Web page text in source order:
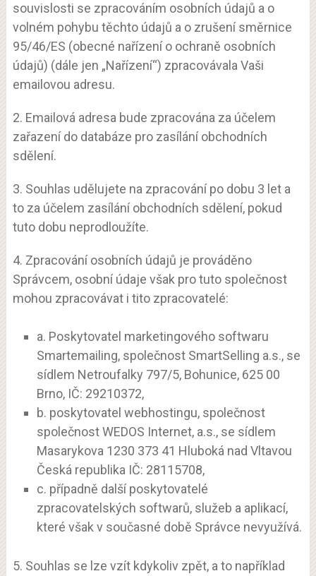
souvislosti se zpracováním osobních údajů a o
volném pohybu těchto údajů a o zrušení směrnice
95/46/ES (obecné nařízení o ochraně osobních
údajů) (dále jen „Nařízení“) zpracovávala Vaši
emailovou adresu.
2. Emailová adresa bude zpracována za účelem
zařazení do databáze pro zasílání obchodních
sdělení.
3. Souhlas udělujete na zpracování po dobu 3 let a
to za účelem zasílání obchodních sdělení, pokud
tuto dobu neprodloužíte.
4. Zpracování osobních údajů je prováděno
Správcem, osobní údaje však pro tuto společnost
mohou zpracovávat i tito zpracovatelé:
a. Poskytovatel marketingového softwaru
Smartemailing, společnost SmartSelling a.s., se
sídlem Netroufalky 797/5, Bohunice, 625 00
Brno, IČ: 29210372,
b. poskytovatel webhostingu, společnost
společnost WEDOS Internet, a.s., se sídlem
Masarykova 1230 373 41 Hluboká nad Vltavou
Česká republika IČ: 28115708,
c. případně další poskytovatelé
zpracovatelských softwarů, služeb a aplikací,
které však v současné době Správce nevyužívá.
5. Souhlas se lze vzít kdykoliv zpět, a to například